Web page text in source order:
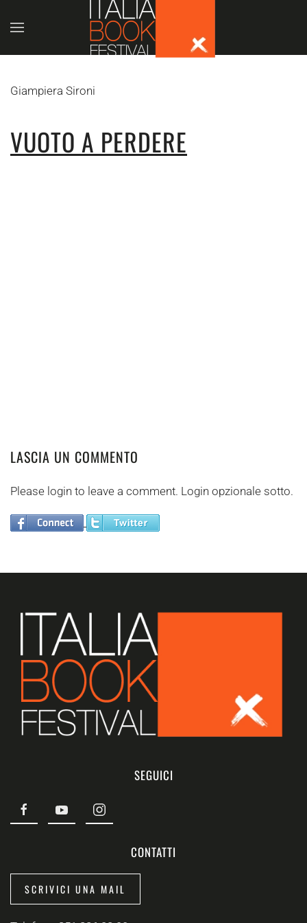
Skip to main content
Giampiera Sironi
VUOTO A PERDERE
LASCIA UN COMMENTO
Please login to leave a comment. Login opzionale sotto.
SEGUICI
CONTATTI
SCRIVICI UNA MAIL